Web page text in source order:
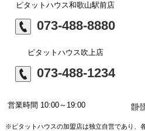
ピタットハウス和歌山駅前店
073-488-8880
ピタットハウス吹上店
073-488-1234
営業時間 10:00～19:00
※ピタットハウスの加盟店は独立自営であり、